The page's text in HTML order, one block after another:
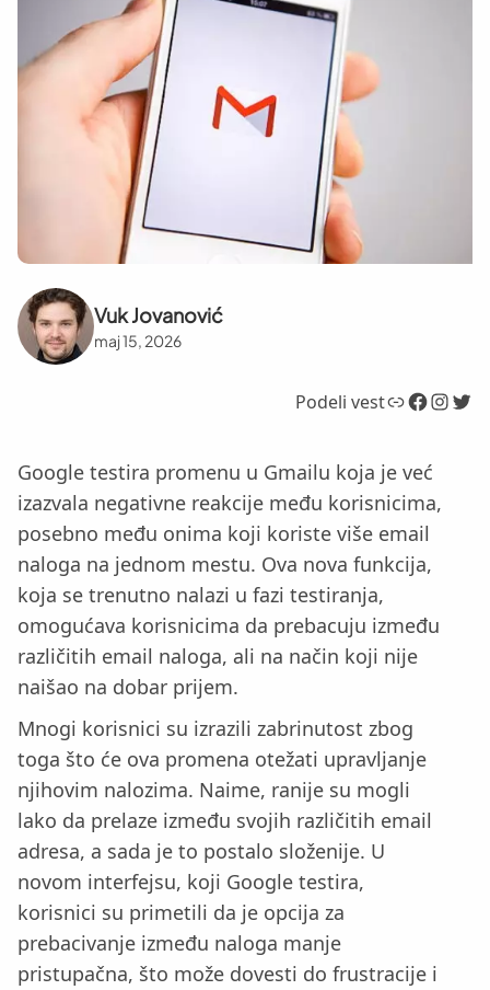
Vuk Jovanović
maj 15, 2026
Podeli vestLink Facebook InstagramTwitter
Google testira promenu u Gmailu koja je već
izazvala negativne reakcije među korisnicima,
posebno među onima koji koriste više email
naloga na jednom mestu. Ova nova funkcija,
koja se trenutno nalazi u fazi testiranja,
omogućava korisnicima da prebacuju između
različitih email naloga, ali na način koji nije
naišao na dobar prijem.
Mnogi korisnici su izrazili zabrinutost zbog
toga što će ova promena otežati upravljanje
njihovim nalozima. Naime, ranije su mogli
lako da prelaze između svojih različitih email
adresa, a sada je to postalo složenije. U
novom interfejsu, koji Google testira,
korisnici su primetili da je opcija za
prebacivanje između naloga manje
pristupačna, što može dovesti do frustracije i